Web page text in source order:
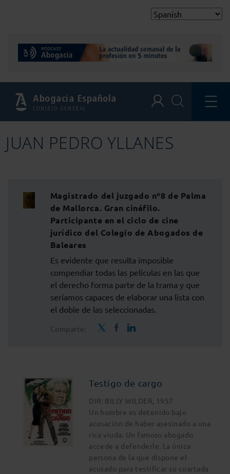
Abogacía Española
CONSEJO GENERAL
JUAN PEDRO YLLANES
Magistrado del juzgado nº8 de Palma
de Mallorca. Gran cinéfilo.
Participante en el ciclo de cine
jurídico del Colegio de Abogados de
Baleares
Es evidente que resulta imposible
compendiar todas las películas en las que
el derecho forma parte de la trama y que
seríamos capaces de elaborar una lista con
el doble de las seleccionadas.
Comparte:
Testigo de cargo
DIR: BILLY WILDER, 1957
Un hombre es detenido bajo
acusación de haber asesinado a una
rica viuda. Un famoso abogado
accede a defenderle. La única
persona de la que dispone el
acusado para testificar su coartada